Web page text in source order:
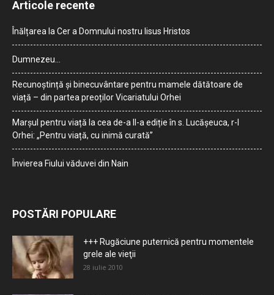
Articole recente
Înălțarea la Cer a Domnului nostru Iisus Hristos
Dumnezeu…
Recunoștință și binecuvântare pentru mamele dătătoare de
viață – din partea preoților Vicariatului Orhei
Marșul pentru viață la cea de-a II-a ediție în s. Lucășeuca, r-l
Orhei: „Pentru viață, cu inimă curată”
Învierea Fiului văduvei din Nain
POSTĂRI POPULARE
+++ Rugăciune puternică pentru momentele
grele ale vieţii
28 iulie 2010